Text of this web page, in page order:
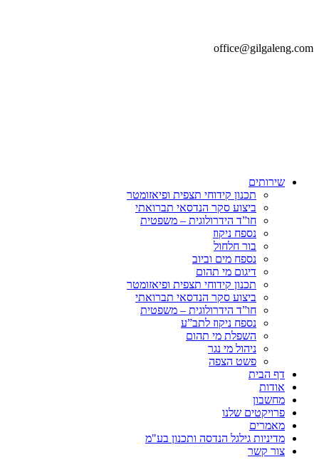
office@gilgaleng.com
שירותים
תכנון קידוחי תצפית ופיאזומטר
ביצוע סקר הנדסאי תברואתי
חו”ד הידרולוגית – משפטית
נספח ניקוז
בור חלחול
נספח מים וביוב
דיגום מי תהום
תכנון קידוחי תצפית ופיאזומטר
ביצוע סקר הנדסאי תברואתי
חו”ד הידרולוגית – משפטית
נספח ניקוז לתב”ע
השפלת מי תהום
ניהול מי נגר
פשט הצפה
דף הבית
אודות
מחשבון
פרויקטים שלנו
מאמרים
מדיניות גילגל הנדסה ותכנון בע"מ
צור קשר